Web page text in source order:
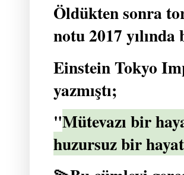
Öldükten sonra
notu 2017
Einstein Tokyo
yazmıştı;
"Mütevazı bir
huzursuz bir